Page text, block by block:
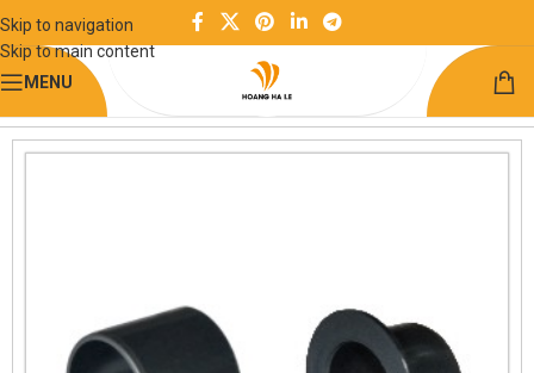
Skip to navigation
Skip to main content
MENU
Trang chủ
Chuyển động tuyến tính Bạc lót không dầu